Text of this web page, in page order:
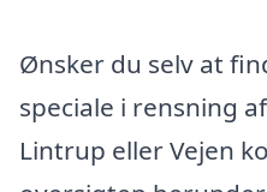
Ønsker du selv at
speciale i rensning
Lintrup eller Vejen